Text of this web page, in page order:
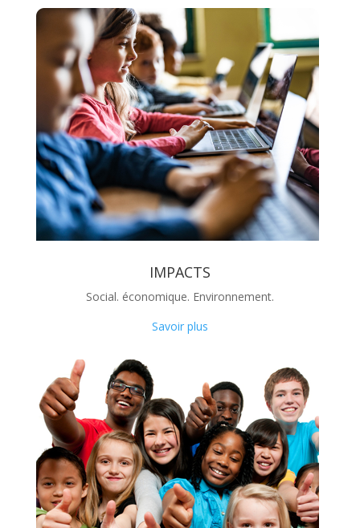
IMPACTS
Social. économique. Environnement.
Savoir plus